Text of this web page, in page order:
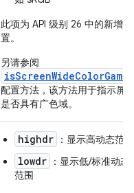
此项为 API 级别 26 中的新增配
置。
另请参阅
isScreenWideColorGamut
配置方法，该方法用于指示屏
是否具有广色域。
highdr ：显示高动态范围
lowdr
：显示低/标准动态
范围